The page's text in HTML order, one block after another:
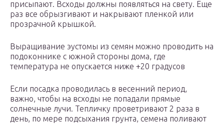
присыпают. Всходы должны появляться на свету. Еще
раз все обрызгивают и накрывают пленкой или
прозрачной крышкой.
Выращивание эустомы из семян можно проводить на
подоконнике с южной стороны дома, где
температура не опускается ниже +20 градусов
Если посадка проводилась в весенний период,
важно, чтобы на всходы не попадали прямые
солнечные лучи. Тепличку проветривают 2 раза в
день, по мере подсыхания грунта, семена поливают